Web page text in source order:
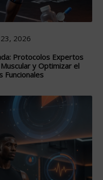
2026
Protocolos Expertos
y Optimizar el
Funcionales